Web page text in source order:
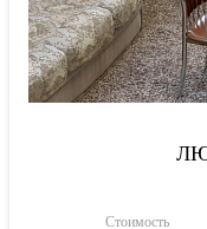
Стоимость